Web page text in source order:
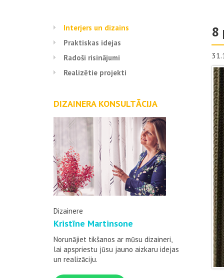
Interjers un dizains
Praktiskas idejas
Radoši risinājumi
Realizētie projekti
DIZAINERA KONSULTĀCIJA
Dizainere
Kristīne Martinsone
Norunājiet tikšanos ar mūsu dizaineri,
lai apspriestu jūsu jauno aizkaru idejas
un realizāciju.
8